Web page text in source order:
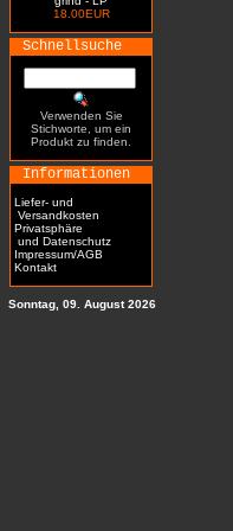
18.00EUR
Schnellsuche
Verwenden Sie
Stichworte, um ein
Produkt zu finden.
Informationen
Liefer- und
Versandkosten
Privatsphäre
und Datenschutz
Impressum/AGB
Kontakt
Sonntag, 09. August 2026